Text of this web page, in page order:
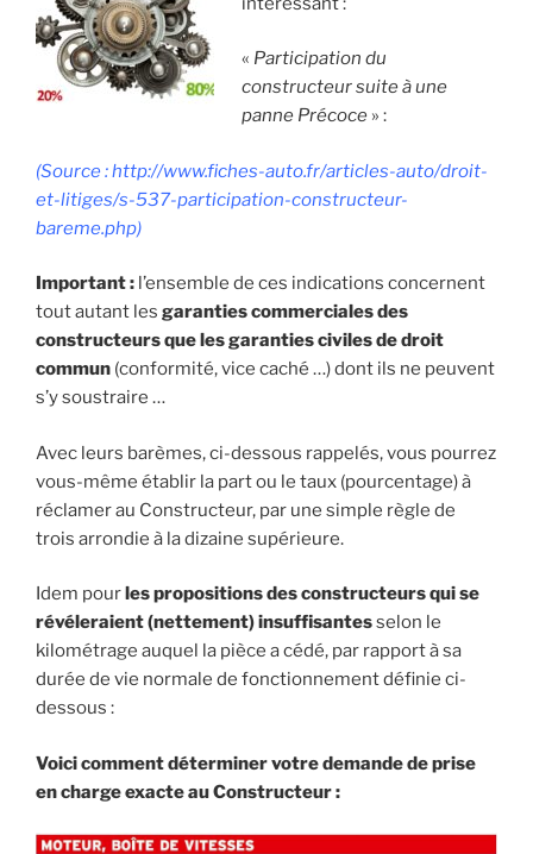
« Participation du
constructeur suite à une
panne Précoce» :
(Source : http://www.fiches-auto.fr/articles-auto/droit-
et-litiges/s-537-participation-constructeur-
bareme.php)
Important : l’ensemble de ces indications concernent
tout autant les garanties commerciales des
constructeurs que les garanties civiles de droit
commun (conformité, vice caché …) dont ils ne peuvent
s’y soustraire …
Avec leurs barèmes, ci-dessous rappelés, vous pourrez
vous-même établir la part ou le taux (pourcentage) à
réclamer au Constructeur, par une simple règle de
trois arrondie à la dizaine supérieure.
Idem pourles propositions des constructeurs qui se
révéleraient (nettement) insuffisantesselon le
kilométrage auquel la pièce a cédé, par rapport à sa
durée de vie normale de fonctionnement définie ci-
dessous :
Voici comment déterminer votre demande de prise
en charge exacte au Constructeur :